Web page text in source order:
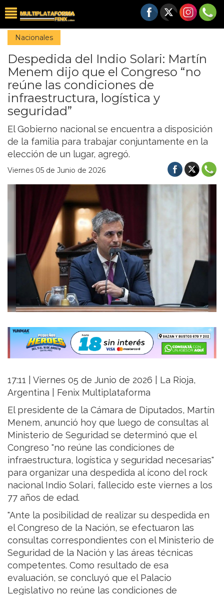
Nacionales
Despedida del Indio Solari: Martín
Menem dijo que el Congreso “no
reúne las condiciones de
infraestructura, logística y
seguridad”
El Gobierno nacional se encuentra a disposición
de la familia para trabajar conjuntamente en la
elección de un lugar, agregó.
Viernes 05 de Junio de 2026
17:11 | Viernes 05 de Junio de 2026 | La Rioja,
Argentina | Fenix Multiplataforma
El presidente de la Cámara de Diputados, Martín
Menem, anunció hoy que luego de consultas al
Ministerio de Seguridad se determinó que el
Congreso "no reúne las condiciones de
infraestructura, logística y seguridad necesarias"
para organizar una despedida al ícono del rock
nacional Indio Solari, fallecido este viernes a los
77 años de edad.
"Ante la posibilidad de realizar su despedida en
el Congreso de la Nación, se efectuaron las
consultas correspondientes con el Ministerio de
Seguridad de la Nación y las áreas técnicas
competentes. Como resultado de esa
evaluación, se concluyó que el Palacio
Legislativo no reúne las condiciones de